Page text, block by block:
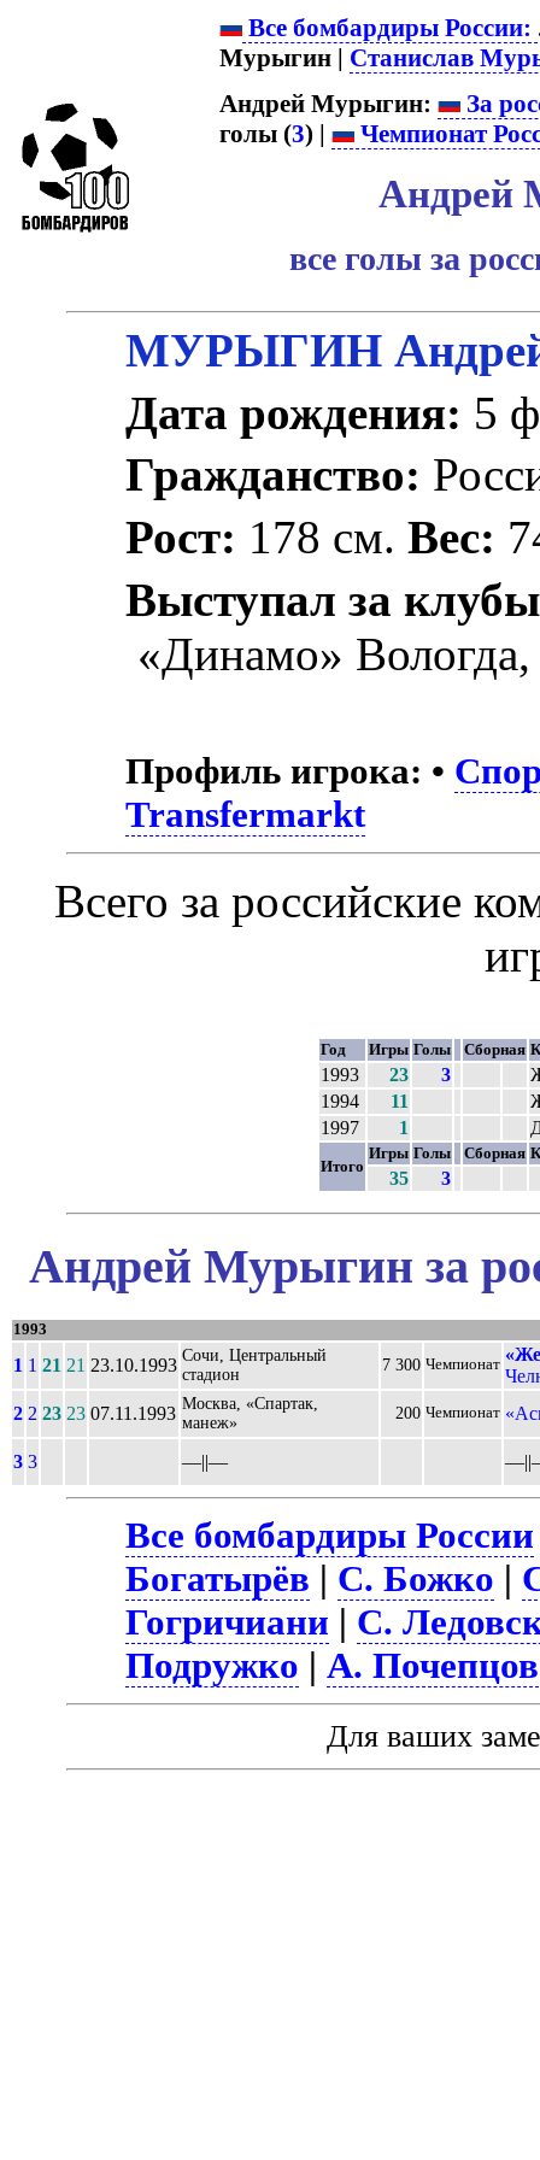
Все бомбардиры России:
Мурыгин | Станислав
Андрей Мурыгин:
За
голы (3) | Чемпионат
Андрей
все голы за
МУРЫГИН
Дата рождения: 5
Гражданство:
Рост: 178 см.Вес:
Выступал за
«Динамо»
Профиль игрока: •
Transfermarkt
Всего за российские
Год Игры Голы Сборная
1993 23 3
1994
11
1997
1
Итого
Игры Голы Сборная
35 3
Андрей Мурыгин за
1993
1 1 21 21 23.10.1993 Сочи, Центральный
стадион
7 300 Чемпионат
2 2 23 23 07.11.1993 Москва, «Спартак,
манеж»
200 Чемпионат
3 3 ––||––
Все бомбардиры России
Богатырёв | С. Божко |
Гогричиани | С.
Подружко |А. Почепцов
Для ваших